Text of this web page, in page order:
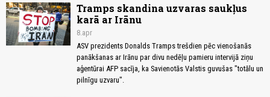
Tramps skandina uzvaras saukļus
karā ar Irānu
8.apr
ASV prezidents Donalds Tramps trešdien pēc vienošanās
panākšanas ar Irānu par divu nedēļu pamieru intervijā ziņu
aģentūrai AFP sacīja, ka Savienotās Valstis guvušas "totālu un
pilnīgu uzvaru".